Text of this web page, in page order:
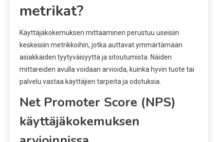
metrikat?
Käyttäjäkokemuksen mittaaminen perustuu useisiin
keskeisiin metrikkoihin, jotka auttavat ymmärtämään
asiakkaiden tyytyväisyyttä ja sitoutumista. Näiden
mittareiden avulla voidaan arvioida, kuinka hyvin tuote tai
palvelu vastaa käyttäjien tarpeita ja odotuksia.
Net Promoter Score (NPS)
käyttäjäkokemuksen